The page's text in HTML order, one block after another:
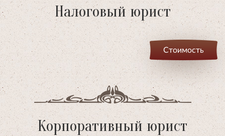
Налоговый юрист
Стоимость
Корпоративный юрист